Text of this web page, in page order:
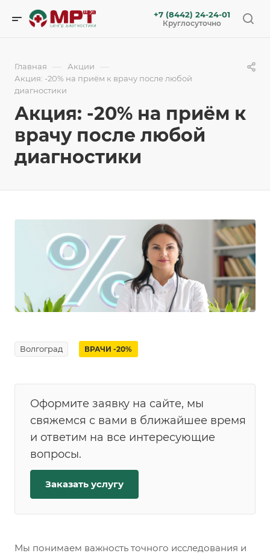
+7 (8442) 24-24-01
Круглосуточно
Главная — Акции —
Акция: -20% на приём к врачу после любой
диагностики
Акция: -20% на приём к
врачу после любой
диагностики
Волгоград ВРАЧИ -20%
Оформите заявку на сайте, мы
свяжемся с вами в ближайшее время
и ответим на все интересующие
вопросы.
Заказать услугу
Мы понимаем важность точного исследования и